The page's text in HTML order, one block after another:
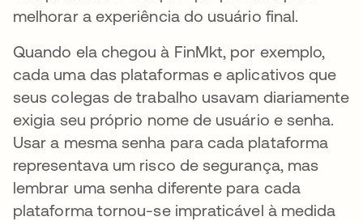
melhorar a experiência do usuário final.
Quando ela chegou à FinMkt, por exemplo,
cada uma das plataformas e aplicativos que
seus colegas de trabalho usavam diariamente
exigia seu próprio nome de usuário e senha.
Usar a mesma senha para cada plataforma
representava um risco de segurança, mas
lembrar uma senha diferente para cada
plataforma tornou-se impraticável à medida